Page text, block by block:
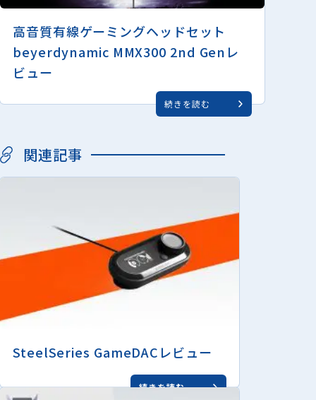
高音質有線ゲーミングヘッドセット
beyerdynamic MMX300 2nd Genレ
ビュー
続きを読む
関連記事
SteelSeries GameDACレビュー
続きを読む